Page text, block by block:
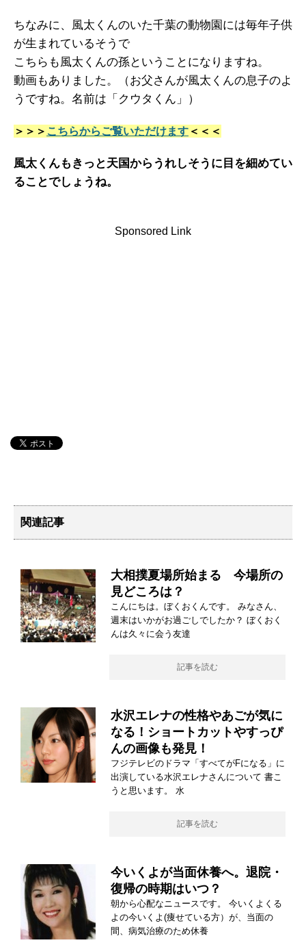
ちなみに、風太くんのいた千葉の動物園には毎年子供
が生まれているそうで
こちらも風太くんの孫ということになりますね。
動画もありました。（お父さんが風太くんの息子のよ
うですね。名前は「クウタくん」）
＞＞＞ こちらからご覧いただけます ＜＜＜
風太くんもきっと天国からうれしそうに目を細めてい
ることでしょうね。
Sponsored Link
関連記事
大相撲夏場所始まる 今場所の
見どころは？
こんにちは。ぼくおくんです。 みなさん、
週末はいかがお過ごしでしたか？ ぼくおく
んは久々に会う友達
記事を読む
水沢エレナの性格やあごが気に
なる！ショートカットやすっぴ
んの画像も発見！
フジテレビのドラマ「すべてがFになる」に
出演している水沢エレナさんについて 書こ
うと思います。 水
記事を読む
今いくよが当面休養へ。退院・
復帰の時期はいつ？
朝から心配なニュースです。 今いくよくる
よの今いくよ(痩せている方）が、当面の
間、病気治療のため休養